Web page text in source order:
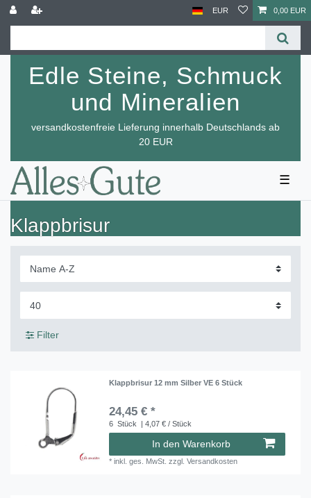
EUR 0,00 EUR
Edle Steine, Schmuck
und Mineralien
versandkostenfreie Lieferung innerhalb Deutschlands ab
20 EUR
☰
Klappbrisur
Filter
Klappbrisur 12 mm Silber VE 6 Stück
24,45 € *
6 Stück | 4,07 € / Stück
In den Warenkorb
*inkl. ges. MwSt. zzgl.Versandkosten